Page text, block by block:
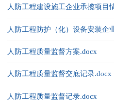
人防工程建设施工企业承揽项目
人防工程防护（化）设备安装企
人防工程质量监督方案.docx
人防工程质量监督交底记录.docx
人防工程质量监督记录.docx